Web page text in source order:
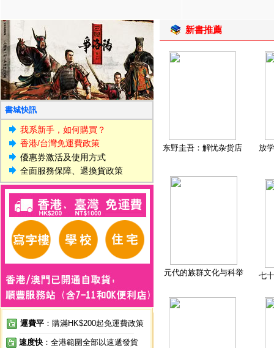
書城快訊
我系新手，如何購買？
香港/台灣免運費政策
優惠券激活及使用方式
全面服務保障、退換貨政策
運費平 ：購滿HK$200起免運費政策
速度快 ：全港範圍全部以速遞發貨
新書推薦
东野圭吾：解忧杂货店 放
元代的族群文化与科举 七